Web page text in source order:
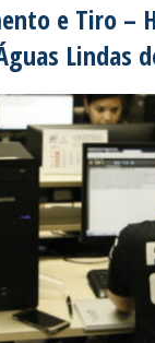
e Tiro –
Lindas